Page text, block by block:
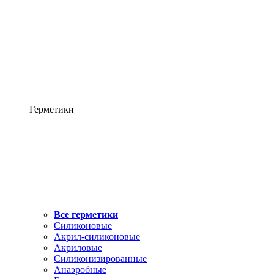
Герметики
Все герметики
Силиконовые
Акрил-силиконовые
Акриловые
Силиконизированные
Анаэробные